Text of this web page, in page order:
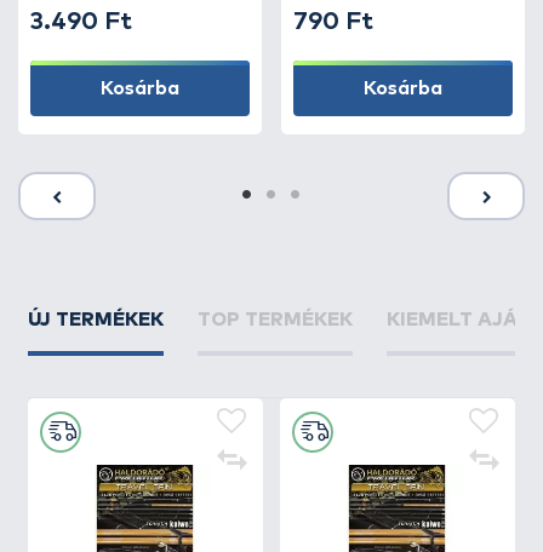
3.490 Ft
Kosárba
790 Ft
Kosárba
ÚJ TERMÉKEK TOP TERMÉKEK KIEMELT